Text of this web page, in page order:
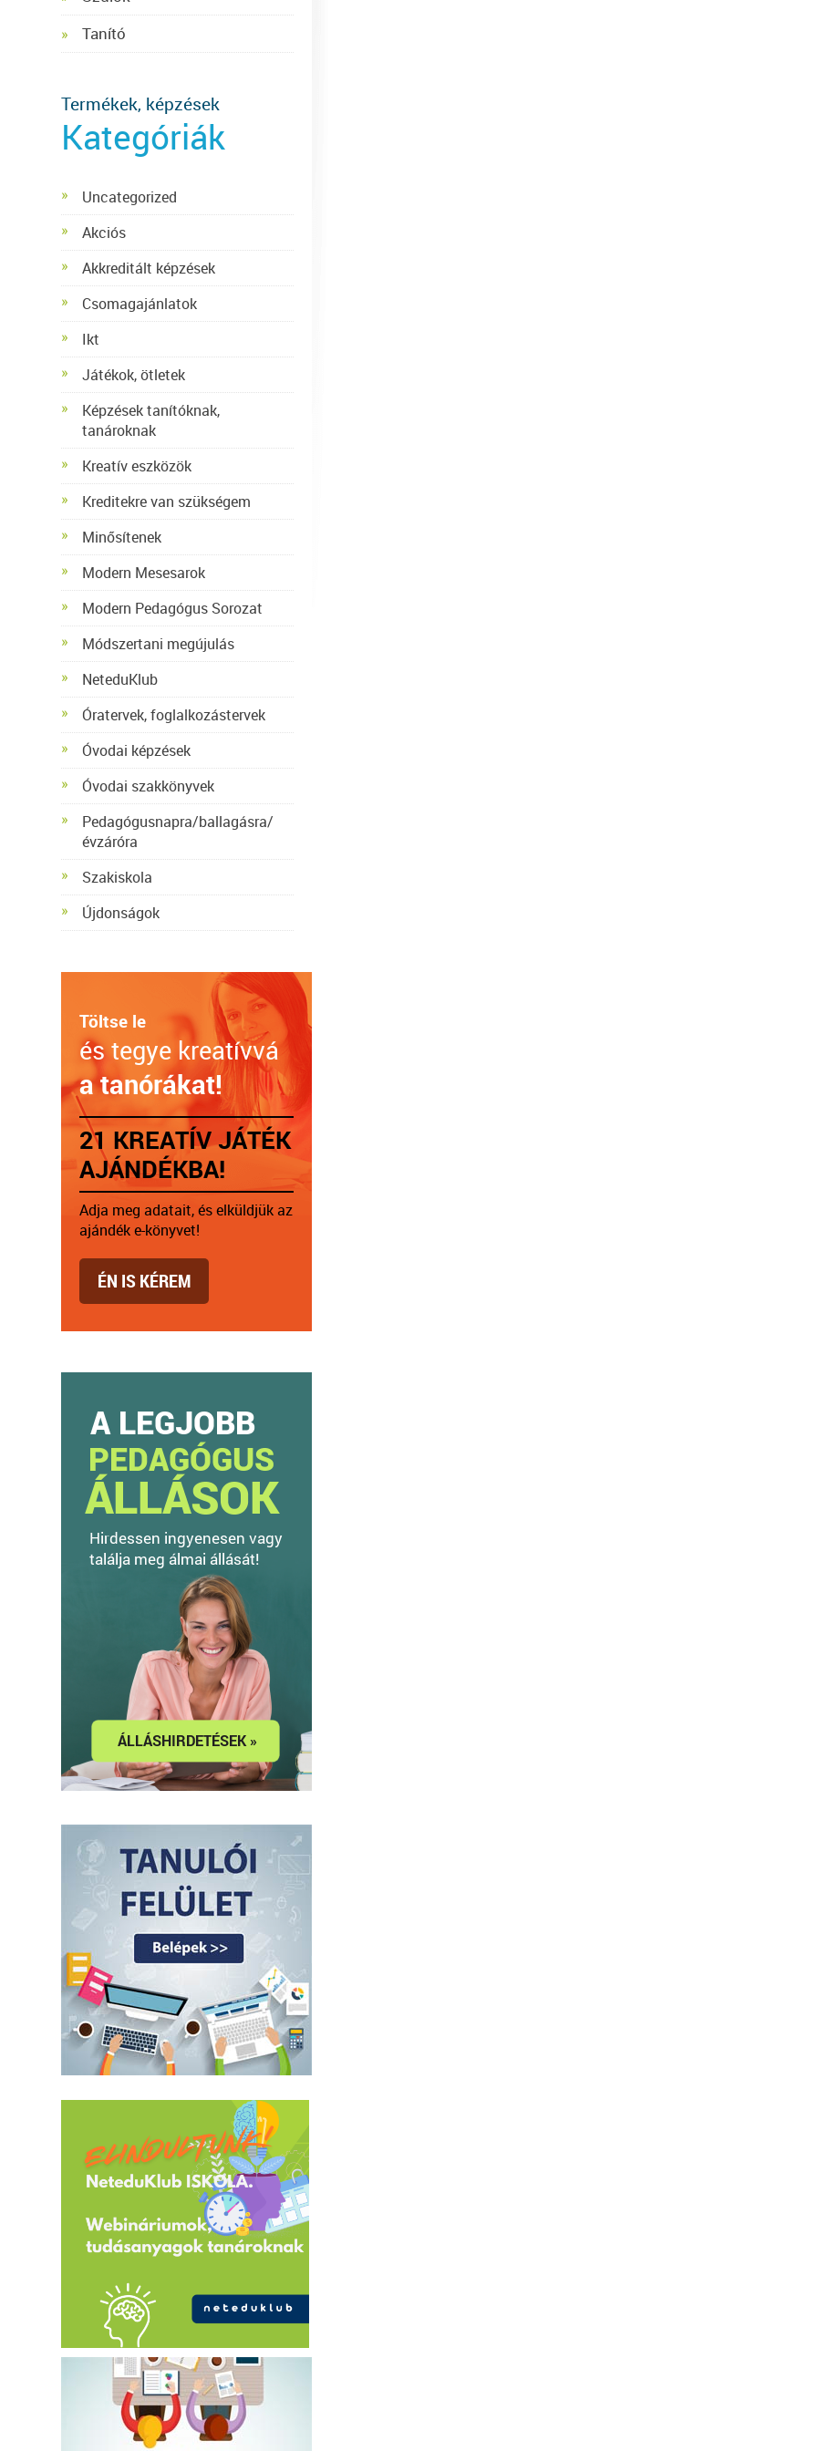
Tanító
Termékek, képzések
Kategóriák
Uncategorized
Akciós
Akkreditált képzések
Csomagajánlatok
Ikt
Játékok, ötletek
Képzések tanítóknak,
tanároknak
Kreatív eszközök
Kreditekre van szükségem
Minősítenek
Modern Mesesarok
Modern Pedagógus Sorozat
Módszertani megújulás
NeteduKlub
Óratervek, foglalkozástervek
Óvodai képzések
Óvodai szakkönyvek
Pedagógusnapra/ballagásra/
évzáróra
Szakiskola
Újdonságok
Töltse le
és tegye kreatívvá
a tanórákat!
21 KREATÍV JÁTÉK
AJÁNDÉKBA!
Adja meg adatait, és elküldjük az
ajándék e-könyvet!
ÉN IS KÉREM